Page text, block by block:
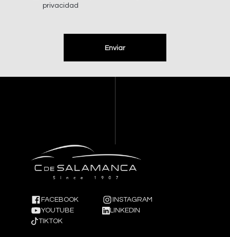
privacidad
Enviar
FACEBOOK
INSTAGRAM
YOUTUBE
LINKEDIN
TIKTOK